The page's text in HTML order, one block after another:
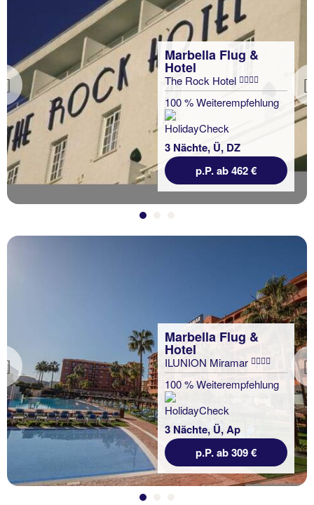
Previous
Marbella Flug &
Hotel
The Rock Hotel
100 % Weiterempfehlung
3 Nächte, Ü, DZ
p.P. ab 462 €
Previous
Marbella Flug &
Hotel
ILUNION Miramar
100 % Weiterempfehlung
3 Nächte, Ü, Ap
p.P. ab 309 €